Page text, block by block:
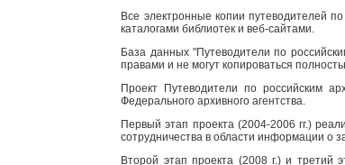
Все электронные копии путеводителей
каталогами библиотек и веб-сайтами.
База данных "Путеводители по
правами и не могут копироваться
Проект Путеводители по российским
Федерального архивного агентства.
Первый этап проекта (2004-2006 гг.)
сотрудничества в области информации о
Второй этап проекта (2008 г.) и третий